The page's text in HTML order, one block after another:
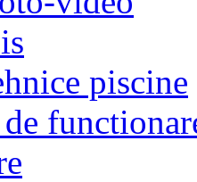
piscine